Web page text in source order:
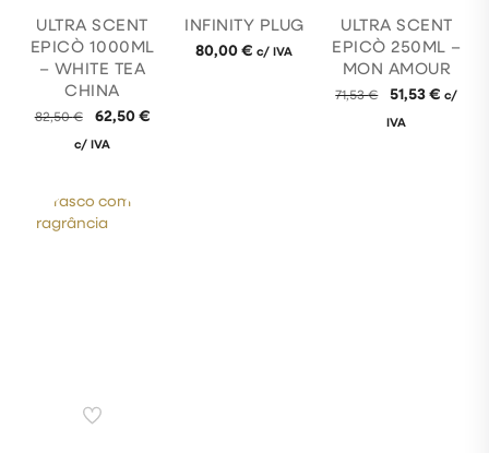
ULTRA SCENT
EPICÒ 1000ML
– WHITE TEA
CHINA
82,50€ 62,50€
c/ IVA
INFINITY PLUG
80,00€ c/ IVA
ULTRA SCENT
EPICÒ 250ML –
MON AMOUR
71,53€ 51,53€ c/
IVA